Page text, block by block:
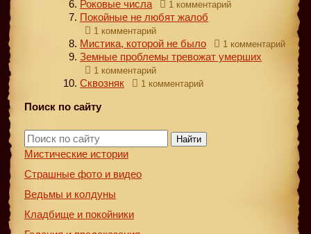
Роковые числа 1 комментарий
Покойные не любят жалоб
1 комментарий
Мистика, которой не было 1 комментарий
Земные проблемы тревожат умерших
1 комментарий
Сквозняк 1 комментарий
Поиск по сайту
Найти
Мистические истории
Страшные фото и видео
Ведьмы и колдуны
Кладбище и покойники